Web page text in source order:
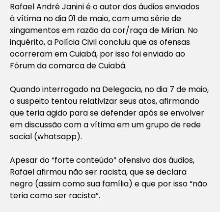
Rafael André Janini é o autor dos áudios enviados
à vítima no dia 01 de maio, com uma série de
xingamentos em razão da cor/raça de Mirian. No
inquérito, a Polícia Civil concluiu que as ofensas
ocorreram em Cuiabá, por isso foi enviado ao
Fórum da comarca de Cuiabá.
Quando interrogado na Delegacia, no dia 7 de maio,
o suspeito tentou relativizar seus atos, afirmando
que teria agido para se defender após se envolver
em discussão com a vítima em um grupo de rede
social (whatsapp).
Apesar do “forte conteúdo” ofensivo dos áudios,
Rafael afirmou não ser racista, que se declara
negro (assim como sua família) e que por isso “não
teria como ser racista”.